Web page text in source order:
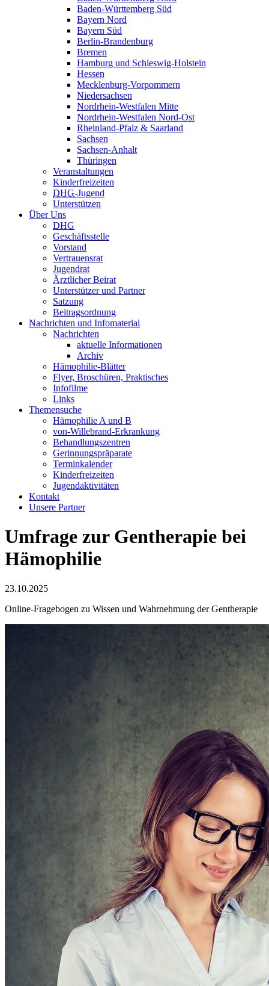
Baden-Württemberg Süd
Bayern Nord
Bayern Süd
Berlin-Brandenburg
Bremen
Hamburg und Schleswig-Holstein
Hessen
Mecklenburg-Vorpommern
Niedersachsen
Nordrhein-Westfalen Mitte
Nordrhein-Westfalen Nord-Ost
Rheinland-Pfalz & Saarland
Sachsen
Sachsen-Anhalt
Thüringen
Veranstaltungen
Kinderfreizeiten
DHG-Jugend
Unterstützen
Über Uns
DHG
Geschäftsstelle
Vorstand
Vertrauensrat
Jugendrat
Ärztlicher Beirat
Unterstützer und Partner
Satzung
Beitragsordnung
Nachrichten und Infomaterial
Nachrichten
aktuelle Informationen
Archiv
Hämophilie-Blätter
Flyer, Broschüren, Praktisches
Infofilme
Links
Themensuche
Hämophilie A und B
von-Willebrand-Erkrankung
Behandlungszentren
Gerinnungspräparate
Terminkalender
Kinderfreizeiten
Jugendaktivitäten
Kontakt
Unsere Partner
Umfrage zur Gentherapie bei
Hämophilie
23.10.2025
Online-Fragebogen zu Wissen und Wahrnehmung der Gentherapie